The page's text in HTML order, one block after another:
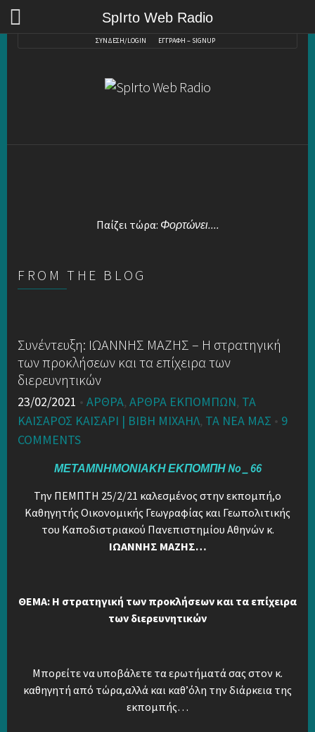
SpIrto Web Radio
ΣΥΝΔΕΣΗ/LOGIN ΕΓΓΡΑΦΗ – SIGNUP
Παίζει τώρα: Φορτώνει....
FROM THE BLOG
Συνέντευξη: ΙΩΑΝΝΗΣ ΜΑΖΗΣ – Η στρατηγική
των προκλήσεων και τα επίχειρα των
διερευνητικών
23/02/2021 • ΆΡΘΡΑ, ΑΡΘΡΑ ΕΚΠΟΜΠΏΝ, ΤΑ
ΚΑΊΣΑΡΟΣ ΚΑΊΣΑΡΙ | ΒΙΒΉ ΜΙΧΑΉΛ, ΤΑ ΝΈΑ ΜΑΣ • 9
COMMENTS
ΜΕΤΑΜΝΗΜΟΝΙΑΚΗ ΕΚΠΟΜΠΗ No _ 66
Την ΠΕΜΠΤΗ 25/2/21 καλεσμένος στην εκπομπή,ο
Καθηγητής Οικονομικής Γεωγραφίας και Γεωπολιτικής
του Καποδιστριακού Πανεπιστημίου Αθηνών κ.
ΙΩΑΝΝΗΣ ΜΑΖΗΣ…
ΘΕΜΑ: Η στρατηγική των προκλήσεων και τα επίχειρα
των διερευνητικών
Μπορείτε να υποβάλετε τα ερωτήματά σας στον κ.
καθηγητή από τώρα,αλλά και καθ’όλη την διάρκεια της
εκπομπής…